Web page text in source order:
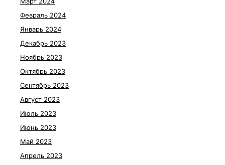
Февраль 2024
Январь 2024
Декабрь 2023
Ноябрь 2023
Октябрь 2023
Сентябрь 2023
Август 2023
Июль 2023
Июнь 2023
Май 2023
Апрель 2023